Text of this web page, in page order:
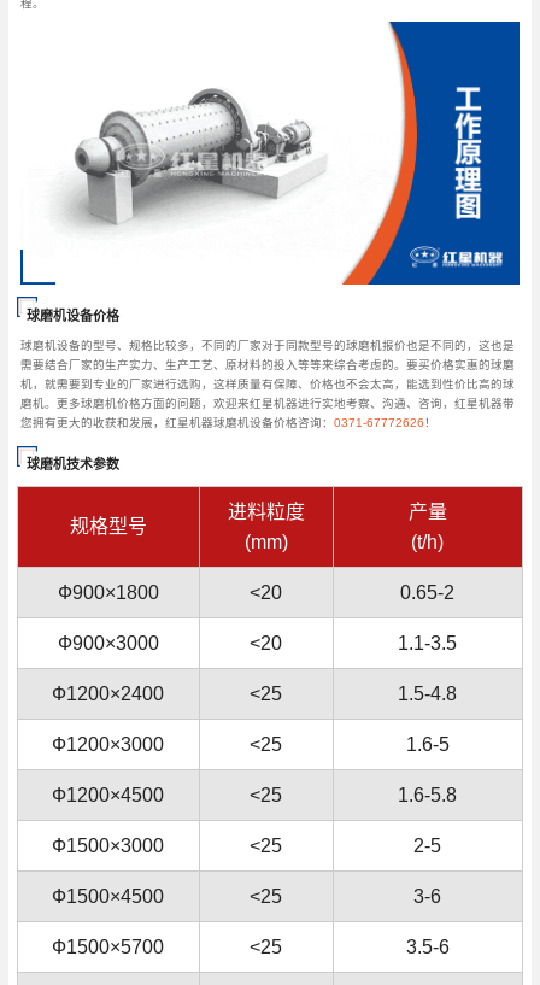
程。
球磨机设备价格
球磨机设备的型号、规格比较多，不同的厂家对于同款型号的球磨机报价也是不同的，这也是
需要结合厂家的生产实力、生产工艺、原材料的投入等等来综合考虑的。要买价格实惠的球磨
机，就需要到专业的厂家进行选购，这样质量有保障、价格也不会太高，能选到性价比高的球
磨机。更多球磨机价格方面的问题，欢迎来红星机器进行实地考察、沟通、咨询，红星机器带
您拥有更大的收获和发展，红星机器球磨机设备价格咨询：0371-67772626 ！
球磨机技术参数
规格型号
进料粒度
(mm)
产量
(t/h)
Ф900×1800 <20 0.65-2
Ф900×3000 <20 1.1-3.5
Ф1200×2400 <25 1.5-4.8
Ф1200×3000 <25 1.6-5
Ф1200×4500 <25 1.6-5.8
Ф1500×3000 <25 2-5
Ф1500×4500 <25 3-6
Ф1500×5700 <25 3.5-6